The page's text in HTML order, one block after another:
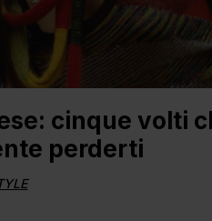
cinque volti
perderti